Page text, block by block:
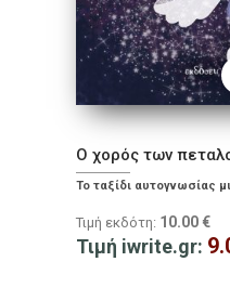
Ο χορός των
Το ταξίδι αυτογνωσίας
Τιμή εκδότη: 10.00 €
Τιμή iwrite.gr: